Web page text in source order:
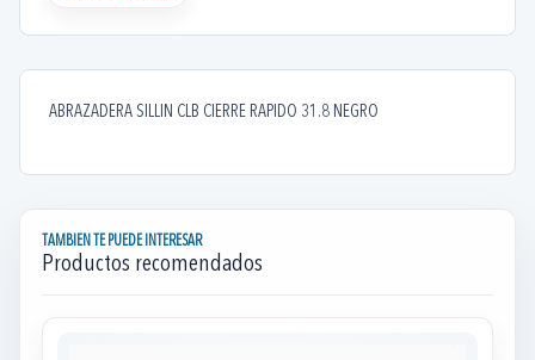
ABRAZADERA SILLIN CLB CIERRE RAPIDO 31.8 NEGRO
TAMBIEN TE PUEDE INTERESAR
Productos recomendados